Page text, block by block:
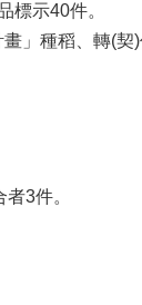
標示40件。
」種稻、轉(
3件。